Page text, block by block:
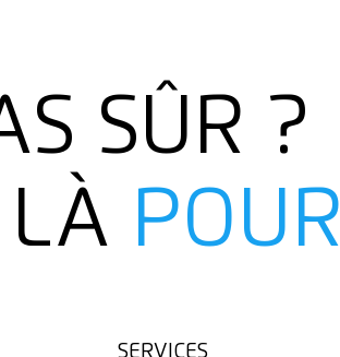
SÛR ?
LÀ POUR
SERVICES